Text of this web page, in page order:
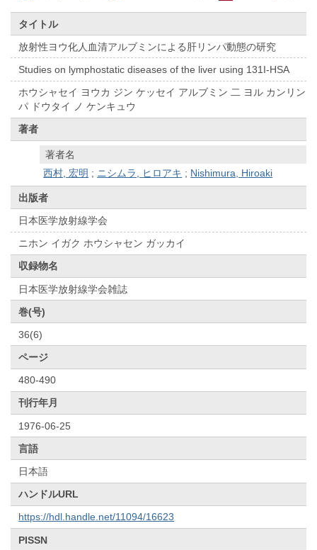
タイトル
放射性ヨウ化人血清アルブミンによる肝リンパ動態の研究
Studies on lymphostatic diseases of the liver using 131I-HSA
ホウシャセイ ヨウカ ジン ケッセイ アルブミン 二 ヨル カンリン
パ ドウタイ ノ ケンキュウ
著者
著者名
西村, 宏明 ; ニシムラ, ヒロアキ ; Nishimura, Hiroaki
出版者
日本医学放射線学会
ニホン イガク ホウシャセン ガッカイ
収録物名
日本医学放射線学会雑誌
巻(号)
36(6)
ページ
480-490
刊行年月
1976-06-25
言語
日本語
ハンドルURL
https://hdl.handle.net/11094/16623
PISSN